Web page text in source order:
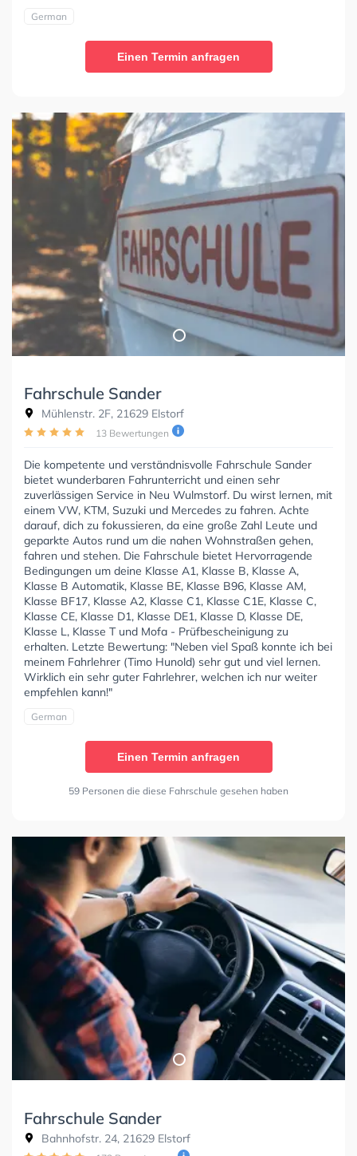
German
Einen Termin anfragen
Fahrschule Sander
Mühlenstr. 2F, 21629 Elstorf
13 Bewertungen
Die kompetente und verständnisvolle Fahrschule Sander
bietet wunderbaren Fahrunterricht und einen sehr
zuverlässigen Service in Neu Wulmstorf. Du wirst lernen, mit
einem VW, KTM, Suzuki und Mercedes zu fahren. Achte
darauf, dich zu fokussieren, da eine große Zahl Leute und
geparkte Autos rund um die nahen Wohnstraßen gehen,
fahren und stehen. Die Fahrschule bietet Hervorragende
Bedingungen um deine Klasse A1, Klasse B, Klasse A,
Klasse B Automatik, Klasse BE, Klasse B96, Klasse AM,
Klasse BF17, Klasse A2, Klasse C1, Klasse C1E, Klasse C,
Klasse CE, Klasse D1, Klasse DE1, Klasse D, Klasse DE,
Klasse L, Klasse T und Mofa - Prüfbescheinigung zu
erhalten. Letzte Bewertung: "Neben viel Spaß konnte ich bei
meinem Fahrlehrer (Timo Hunold) sehr gut und viel lernen.
Wirklich ein sehr guter Fahrlehrer, welchen ich nur weiter
empfehlen kann!"
German
Einen Termin anfragen
59 Personen die diese Fahrschule gesehen haben
Fahrschule Sander
Bahnhofstr. 24, 21629 Elstorf